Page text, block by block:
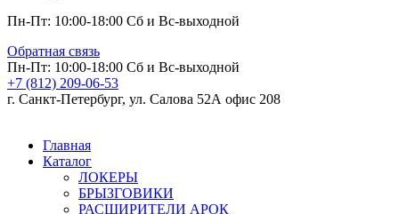
Пн-Пт: 10:00-18:00 Сб и Вс-выходной
Обратная связь
Пн-Пт: 10:00-18:00 Сб и Вс-выходной
+7 (812) 209-06-53
г. Санкт-Петербург, ул. Салова 52А офис 208
Главная
Каталог
ЛОКЕРЫ
БРЫЗГОВИКИ
РАСШИРИТЕЛИ АРОК